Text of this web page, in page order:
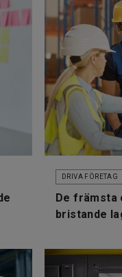
DRIVA FÖRETAG
De främsta
bristande